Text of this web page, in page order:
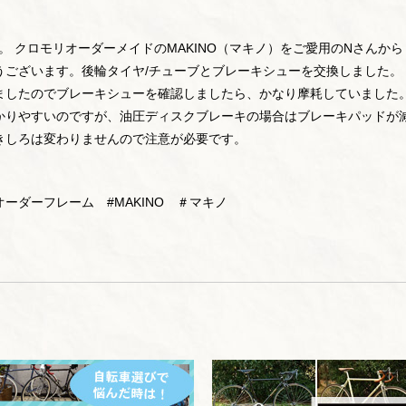
クロモリオーダーメイドのMAKINO（マキノ）をご愛用のNさんから
ざいます。後輪タイヤ/チューブとブレーキシューを交換しました。
たのでブレーキシューを確認しましたら、かなり摩耗していました
やすいのですが、油圧ディスクブレーキの場合はブレーキパッドが
ろは変わりませんので注意が必要です。
ダーフレーム #MAKINO ＃マキノ